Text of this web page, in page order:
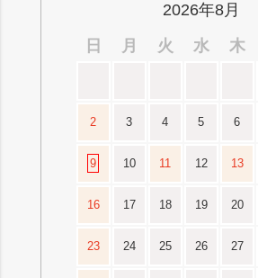
2026年8月
日
月 火 水 木
2 3 4 5 6
9 10 11 12 13
16 17 18 19 20
23 24 25 26 27